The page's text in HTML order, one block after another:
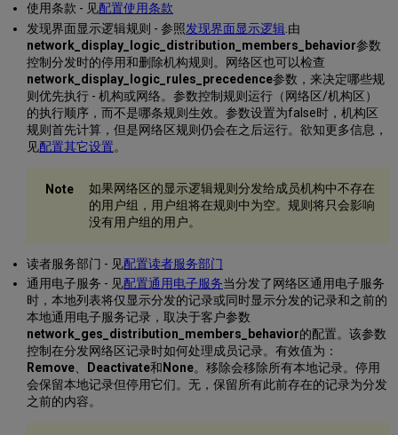
使用条款 - 见配置使用条款
发现界面显示逻辑规则 - 参照发现界面显示逻辑 .由
network_display_logic_distribution_members_behavior参数
控制分发时的停用和删除机构规则。网络区也可以检查
network_display_logic_rules_precedence参数，来决定哪些规
则优先执行 - 机构或网络。参数控制规则运行（网络区/机构区）
的执行顺序，而不是哪条规则生效。参数设置为false时，机构区
规则首先计算，但是网络区规则仍会在之后运行。欲知更多信息，
见配置其它设置。
如果网络区的显示逻辑规则分发给成员机构中不存在
的用户组，用户组将在规则中为空。规则将只会影响
没有用户组的用户。
读者服务部门 - 见配置读者服务部门
通用电子服务 - 见配置通用电子服务当分发了网络区通用电子服务
时，本地列表将仅显示分发的记录或同时显示分发的记录和之前的
本地通用电子服务记录，取决于客户参数
network_ges_distribution_members_behavior的配置。该参数
控制在分发网络区记录时如何处理成员记录。有效值为：
Remove、 Deactivate和 None。移除会移除所有本地记录。停用
会保留本地记录但停用它们。无，保留所有此前存在的记录为分发
之前的内容。